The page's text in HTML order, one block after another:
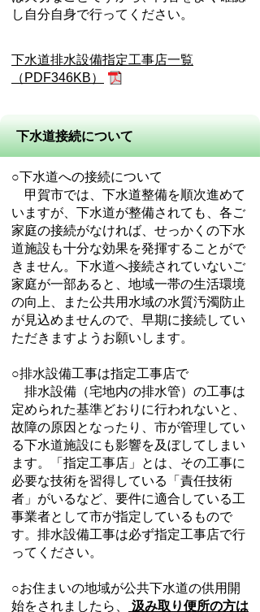
し自分自身で行ってください。
下水道排水設備指定工事店一覧
（PDF346KB）
下水道接続について
○下水道への接続について
甲賀市では、下水道整備を順次進めて
いますが、下水道が整備されても、各ご
家庭の接続がなければ、せっかくの下水
道施設も十分な効果を発揮することがで
きません。下水道へ接続されていないご
家庭が一部あると、地域一帯の生活環境
の向上、また公共用水域の水質汚濁防止
が見込めませんので、早期に接続してい
ただきますようお願いします。
○排水設備工事は指定工事店で
排水設備（宅地内の排水管）の工事は
定められた基準どおりに行われないと、
故障の原因となったり、市が管理してい
る下水道施設にも影響を及ぼしてしまい
ます。「指定工事店」とは、その工事に
必要な技術を習得している「責任技術
者」がいるなど、要件に適合している工
事業者として市が指定しているもので
す。排水設備工事は必ず指定工事店で行
ってください。
○お住まいの地域が公共下水道の供用開
始をされましたら、
汲み取り便所の方は